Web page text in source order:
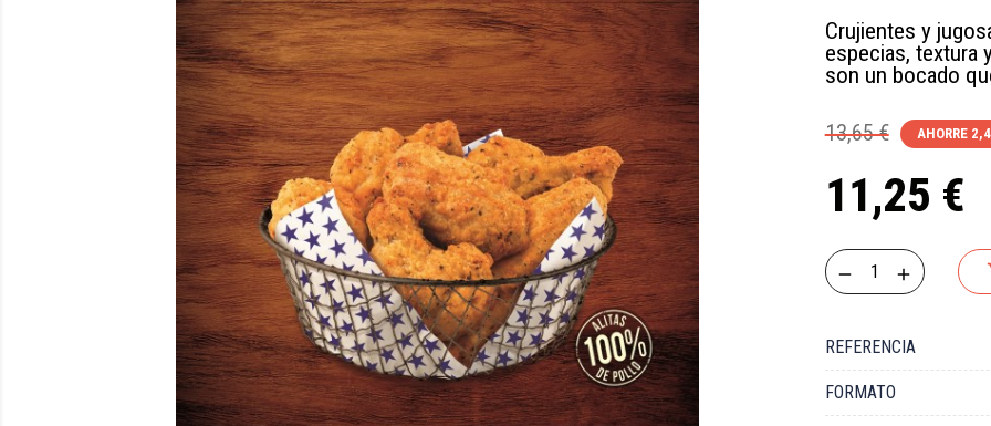
Crujientes y
especias, textura
son un bocado
13,65 € AHORRE
11,25 €
REFERENCIA
FORMATO